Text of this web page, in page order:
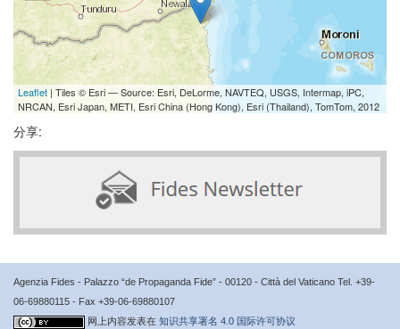
Leaflet | Tiles © Esri — Source: Esri, DeLorme, NAVTEQ, USGS, Intermap, iPC,
NRCAN, Esri Japan, METI, Esri China (Hong Kong), Esri (Thailand), TomTom, 2012
分享:
Agenzia Fides - Palazzo “de Propaganda Fide” - 00120 - Città del Vaticano Tel. +39-
06-69880115 - Fax +39-06-69880107
网上内容发表在 知识共享署名 4.0 国际许可协议